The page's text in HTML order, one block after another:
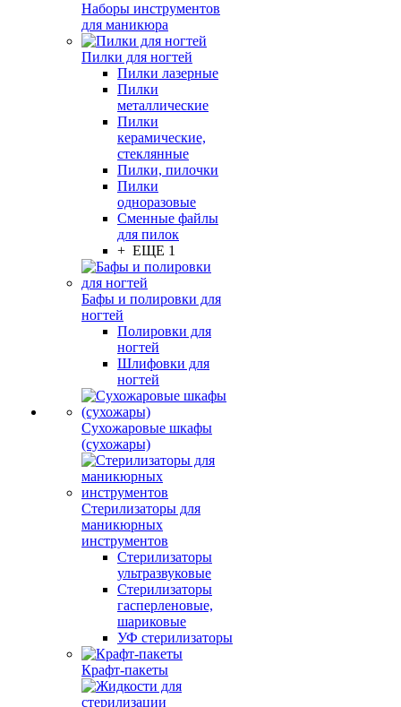
Наборы инструментов
для маникюра
Пилки для ногтей
Пилки лазерные
Пилки
металлические
Пилки
керамические,
стеклянные
Пилки, пилочки
Пилки
одноразовые
Сменные файлы
для пилок
+ ЕЩЕ 1
Бафы и полировки для
ногтей
Полировки для
ногтей
Шлифовки для
ногтей
Сухожаровые шкафы
(сухожары)
Стерилизаторы для
маникюрных
инструментов
Стерилизаторы
ультразвуковые
Стерилизаторы
гасперленовые,
шариковые
УФ стерилизаторы
Крафт-пакеты